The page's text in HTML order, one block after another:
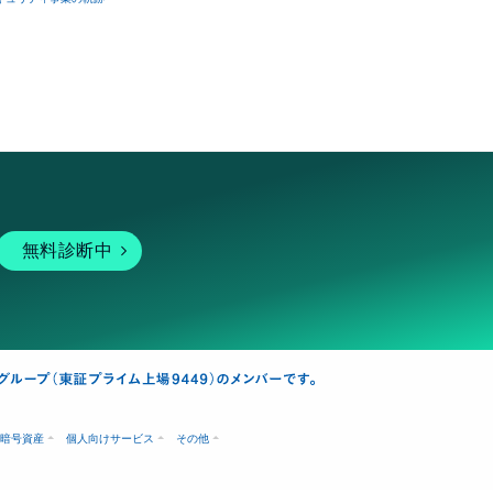
無料診断中
暗号資産 個人向けサービス その他